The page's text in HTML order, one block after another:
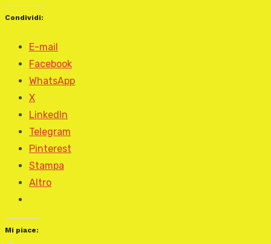
Condividi:
E-mail
Facebook
WhatsApp
X
LinkedIn
Telegram
Pinterest
Stampa
Altro
Mi piace: